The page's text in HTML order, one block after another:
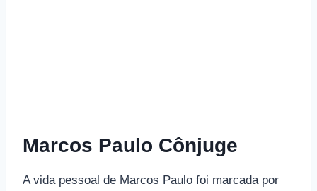
Marcos Paulo Cônjuge
A vida pessoal de Marcos Paulo foi marcada por